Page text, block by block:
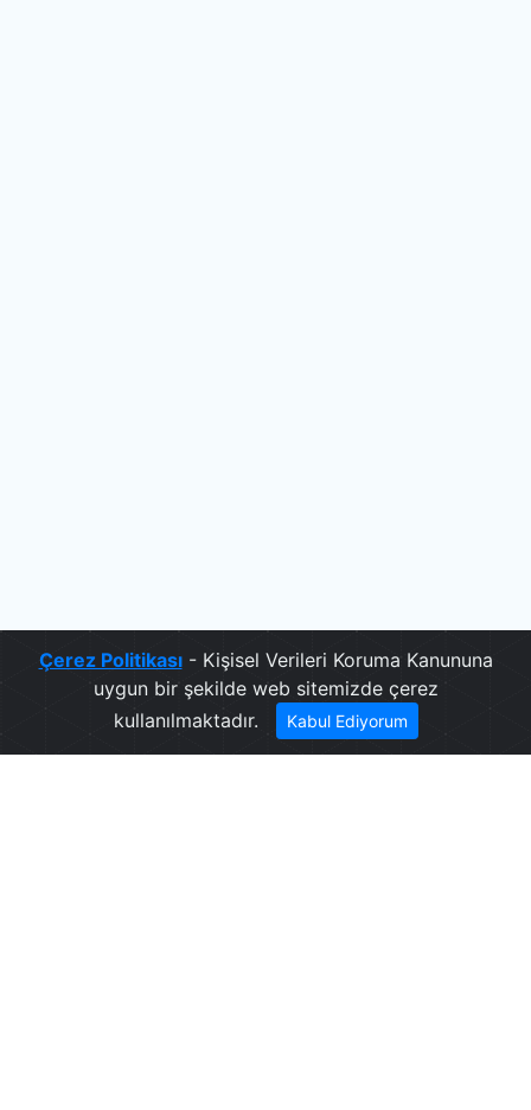
Çerez Politikası- Kişisel Verileri Koruma Kanununa
uygun bir şekilde web sitemizde çerez
kullanılmaktadır.
Kabul Ediyorum